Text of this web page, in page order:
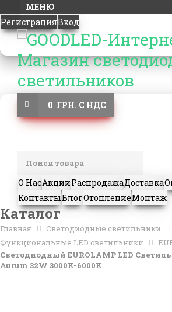
МЕНЮ
РегистрацияВход
0 ГРН. С НДС
О НасАкцииРаспродажаДоставка
КонтактыБлогОтоплениеМонтаж
Каталог
Главная
Светодиодные светильники
Функциональные LED светильники
Светодиодный EUROLAMP LED
Aurum 32W 3000K-6000K